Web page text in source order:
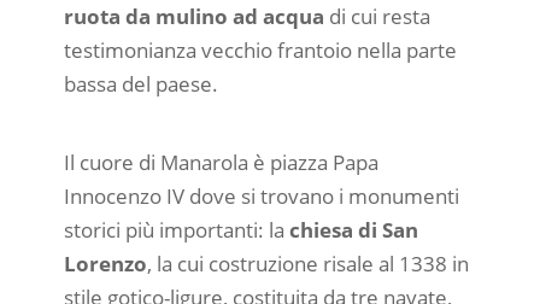
ruota da mulino ad acqua di cui resta
testimonianza vecchio frantoio nella parte
bassa del paese.
Il cuore di Manarola è piazza Papa
Innocenzo IV dove si trovano i monumenti
storici più importanti: la chiesa di San
Lorenzo, la cui costruzione risale al 1338 in
stile gotico-ligure, costituita da tre navate,